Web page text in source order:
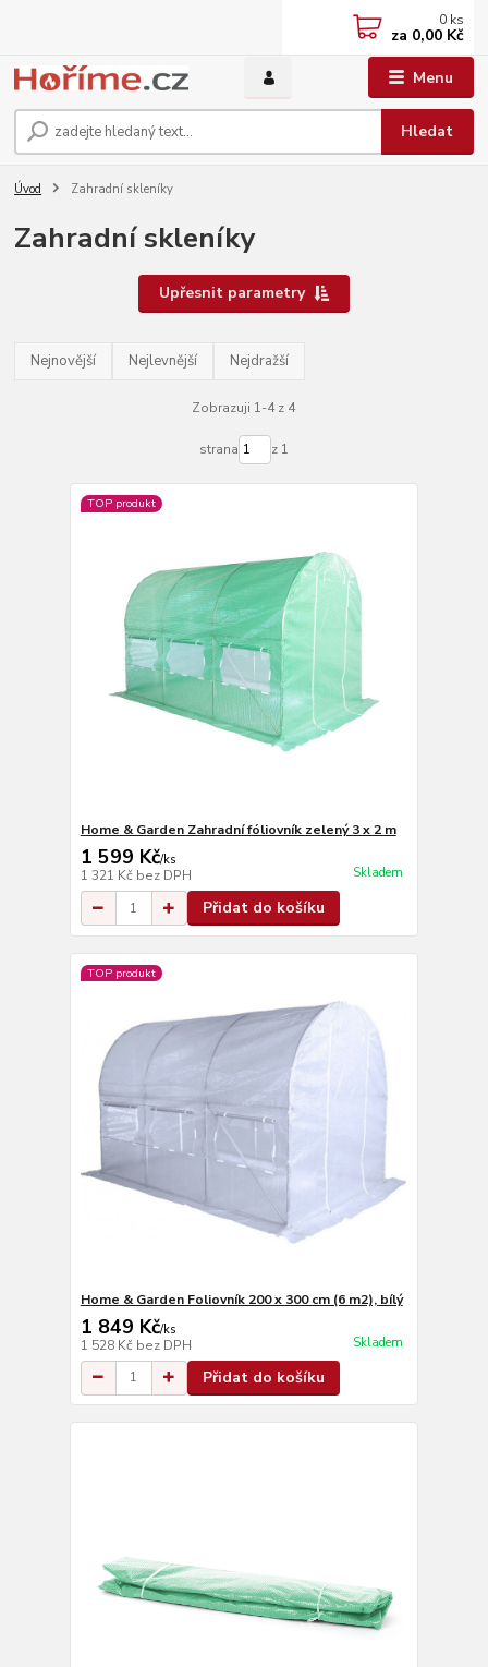
Menu
Hledat
0 ks
za 0,00 Kč
Úvod Zahradní skleníky
Zahradní skleníky
Upřesnit parametry
Nejnovější Nejlevnější Nejdražší
Zobrazuji 1-4 z 4
strana z 1
TOP produkt
Home & Garden Zahradní fóliovník zelený 3 x 2 m
1 599 Kč/ks
1 321 Kč bez DPH Skladem
Přidat do košíku
TOP produkt
Home & Garden Foliovník 200 x 300 cm (6 m2), bílý
1 849 Kč/ks
1 528 Kč bez DPH Skladem
Přidat do košíku